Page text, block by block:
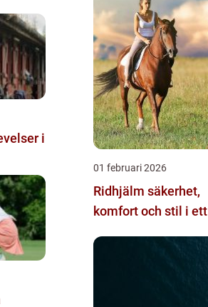
i
01 februari 2026
Ridhjälm säkerhet,
komfort och stil i ett